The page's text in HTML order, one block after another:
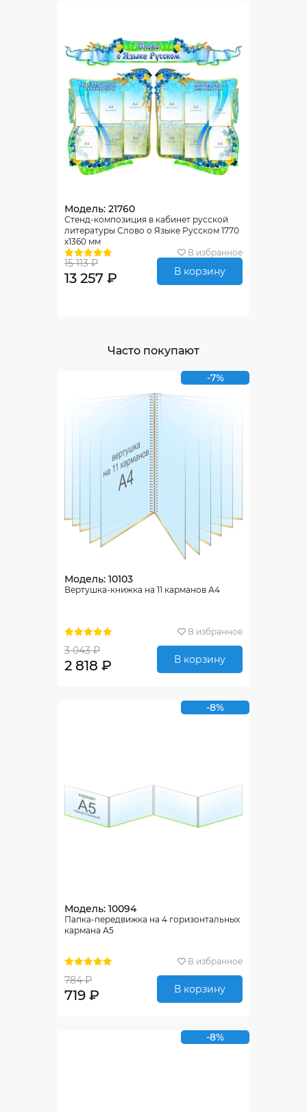
Модель: 21760
Стенд-композиция в кабинет русской
литературы Слово о Языке Русском 1770
х1360 мм
В избранное
15 113 ₽
13 257 ₽ В корзину
Часто покупают
-7%
Модель: 10103
Вертушка-книжка на 11 карманов А4
В избранное
3 043 ₽
2 818 ₽ В корзину
-8%
Модель: 10094
Папка-передвижка на 4 горизонтальных
кармана А5
В избранное
784 ₽
719 ₽ В корзину
-8%